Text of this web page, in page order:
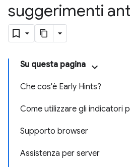
suggerimenti
Su questa pagina
Che cos'è Early Hints?
Come utilizzare gli indicatori
Supporto browser
Assistenza per server